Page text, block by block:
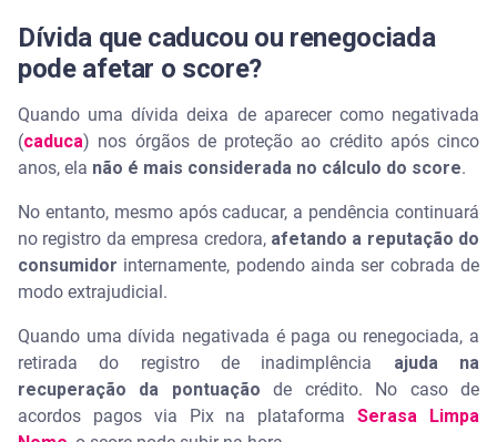
Dívida que caducou ou renegociada
pode afetar o score?
Quando uma dívida deixa de aparecer como negativada
(caduca) nos órgãos de proteção ao crédito após cinco
anos, ela não é mais considerada no cálculo do score.
No entanto, mesmo após caducar, a pendência continuará
no registro da empresa credora, afetando a reputação do
consumidor internamente, podendo ainda ser cobrada de
modo extrajudicial.
Quando uma dívida negativada é paga ou renegociada, a
retirada do registro de inadimplência ajuda na
recuperação da pontuação de crédito. No caso de
acordos pagos via Pix na plataformaSerasa Limpa